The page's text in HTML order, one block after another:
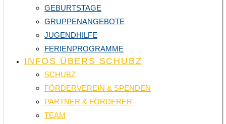
GEBURTSTAGE
GRUPPENANGEBOTE
JUGENDHILFE
FERIENPROGRAMME
INFOS ÜBERS SCHUBZ
SCHUBZ
FÖRDERVEREIN & SPENDEN
PARTNER & FÖRDERER
TEAM